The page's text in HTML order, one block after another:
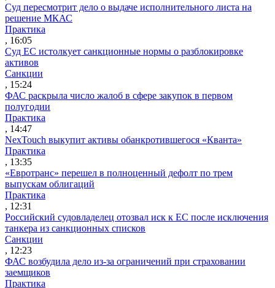
Суд пересмотрит дело о выдаче исполнительного листа на
решение МКАС
Практика
, 16:05
Суд ЕС истолкует санкционные нормы о разблокировке
активов
Санкции
, 15:24
ФАС раскрыла число жалоб в сфере закупок в первом
полугодии
Практика
, 14:47
NexTouch выкупит активы обанкротившегося «Кванта»
Практика
, 13:35
«Евротранс» перешел в полноценный дефолт по трем
выпускам облигаций
Практика
, 12:31
Российский судовладелец отозвал иск к ЕС после исключения
танкера из санкционных списков
Санкции
, 12:23
ФАС возбудила дело из-за ограничений при страховании
заемщиков
Практика